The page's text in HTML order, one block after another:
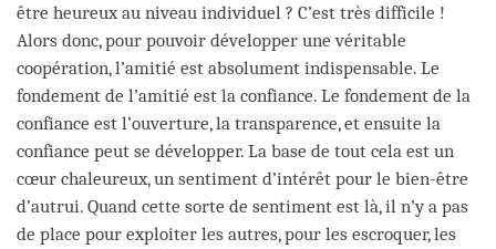
être heureux au niveau individuel ? C’est très difficile !
Alors donc, pour pouvoir développer une véritable
coopération, l’amitié est absolument indispensable. Le
fondement de l’amitié est la confiance. Le fondement de la
confiance est l’ouverture, la transparence, et ensuite la
confiance peut se développer. La base de tout cela est un
cœur chaleureux, un sentiment d’intérêt pour le bien-être
d’autrui. Quand cette sorte de sentiment est là, il n’y a pas
de place pour exploiter les autres, pour les escroquer, les